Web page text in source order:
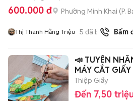
600.000 đ Phường Minh Khai (P.
Thị Thanh Hằng Triệu 5 đã bán Bấm
📣 TUYỂN
MÁY CẮT GIẤY
Thiệp Giấy
Đến 7,50